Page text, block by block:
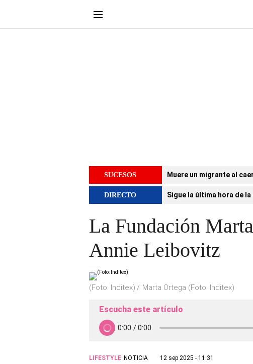
SUCESOS Muere un migrante al
DIRECTO Sigue la última hora de
La Fundación
Annie Leibovitz
(Foto: Inditex) Marta Ortega (Foto: Inditex)
Escucha este artículo
LIFESTYLE NOTICIA
12 sep 2025 - 11:31